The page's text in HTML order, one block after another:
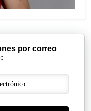
por correo